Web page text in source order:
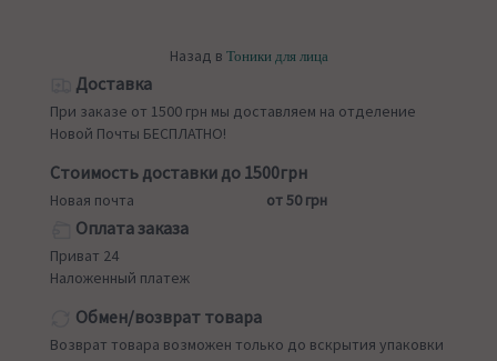
Назад в Тоники для лица
Доставка
При заказе от 1500 грн мы доставляем на отделение
Новой Почты БЕСПЛАТНО!
Стоимость доставки до 1500грн
Новая почта от 50 грн
Оплата заказа
Приват 24
Наложенный платеж
Обмен/возврат товара
Возврат товара возможен только до вскрытия упаковки